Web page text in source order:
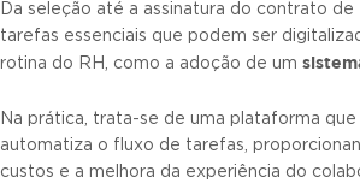
Da seleção até a assinatura do contrato de
tarefas essenciais que podem ser
rotina do RH, como a adoção de um
Na prática, trata-se de uma plataforma
automatiza o fluxo de tarefas,
custos e a melhora da experiência do